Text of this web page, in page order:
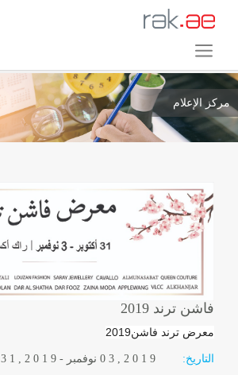
مركز الإعلام
فاشن ترند 2019
معرض ترند فاشن2019
التاريخ: 3 1 , 2 0 1 9- نوفمبر 0 3 , 2 0 1 9